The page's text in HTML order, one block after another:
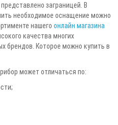
заграницей. В
необходимое оснащение можно
нашего онлайн магазина
качества многих
брендов. Которое можно купить в
может отличаться по: